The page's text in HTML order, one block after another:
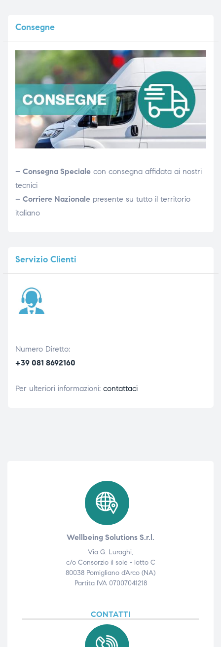
Consegne
– Consegna Specialecon consegna affidata ai nostri
tecnici
– Corriere Nazionalepresente su tutto il territorio
italiano
ServizioClienti
Numero Diretto:
+39 081 8692160
Per ulteriori informazioni: contattaci
Wellbeing Solutions S.r.l.
Via G. Luraghi,
c/o Consorzio il sole - lotto C
80038 Pomigliano d'Arco (NA)
Partita IVA 07007041218
CONTATTI